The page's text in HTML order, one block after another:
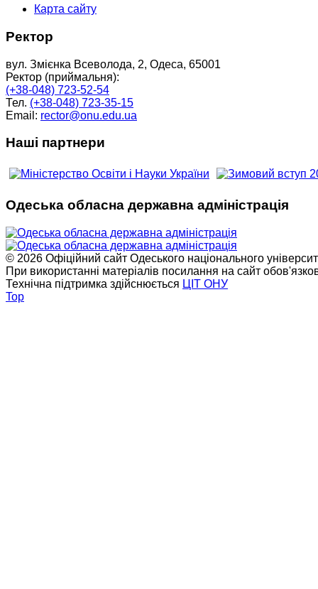
Карта сайту
Ректор
вул. Змієнка Всеволода, 2, Одеса, 65001
Ректор (приймальня):
(+38-048) 723-52-54
Тел. (+38-048) 723-35-15
Email: rector@onu.edu.ua
Наші партнери
Одеська обласна державна адміністрація
© 2026 Офіційний сайт Одеського національного
При використанні матеріалів посилання на сайт
Технічна підтримка здійснюється ЦІТ ОНУ
Top